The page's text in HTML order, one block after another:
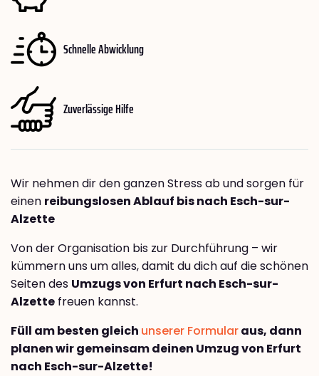
Schnelle Abwicklung
Zuverlässige Hilfe
Wir nehmen dir den ganzen Stress ab und sorgen für
einen reibungslosen Ablauf bis nach Esch-sur-
Alzette
Von der Organisation bis zur Durchführung – wir
kümmern uns um alles, damit du dich auf die schönen
Seiten des Umzugs von Erfurt nach Esch-sur-
Alzette freuen kannst.
Füll am besten gleich unserer Formularaus, dann
planen wir gemeinsam deinen Umzug von Erfurt
nach Esch-sur-Alzette!